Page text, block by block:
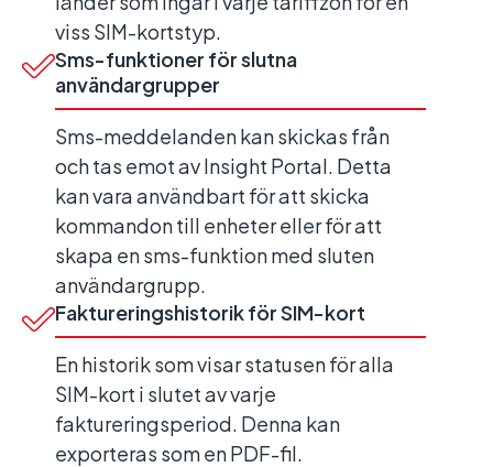
viss SIM-kortstyp.
Sms-funktioner för slutna
användargrupper
Sms-meddelanden kan skickas från
och tas emot av Insight Portal. Detta
kan vara användbart för att skicka
kommandon till enheter eller för att
skapa en sms-funktion med sluten
användargrupp.
Faktureringshistorik för SIM-kort
En historik som visar statusen för alla
SIM-kort i slutet av varje
faktureringsperiod. Denna kan
exporteras som en PDF-fil.